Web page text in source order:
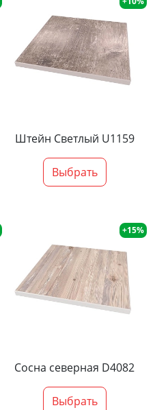
Штейн Светлый U1159
Выбрать
+15%
Сосна северная D4082
Выбрать